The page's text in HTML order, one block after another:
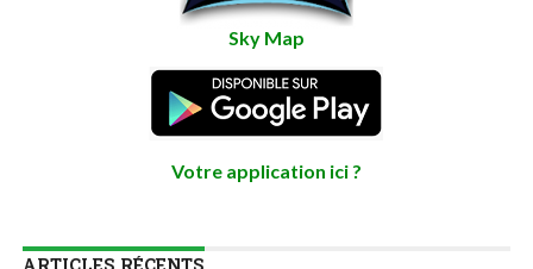
Sky Map
Votre application ici ?